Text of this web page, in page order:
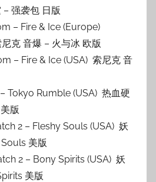
强袭包 日版
– Fire & Ice (Europe)
克 音爆 – 火与冰 欧版
– Fire & Ice (USA) 索尼克 音
Tokyo Rumble (USA) 热血硬
版
2 – Fleshy Souls (USA) 妖
美版
2 – Bony Spirits (USA) 妖
美版